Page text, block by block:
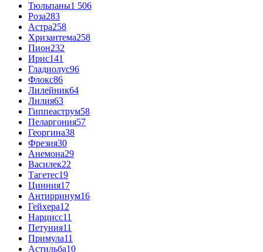
Тюльпаны1 506
Роза283
Астра258
Хризантема258
Пион232
Ирис141
Гладиолус96
Флокс86
Лилейник64
Лилия63
Гиппеаструм58
Пеларгония57
Георгина38
Фрезия30
Анемона29
Василек22
Тагетес19
Цинния17
Антирринум16
Гейхера12
Нарцисс11
Петуния11
Примула11
Астильба10